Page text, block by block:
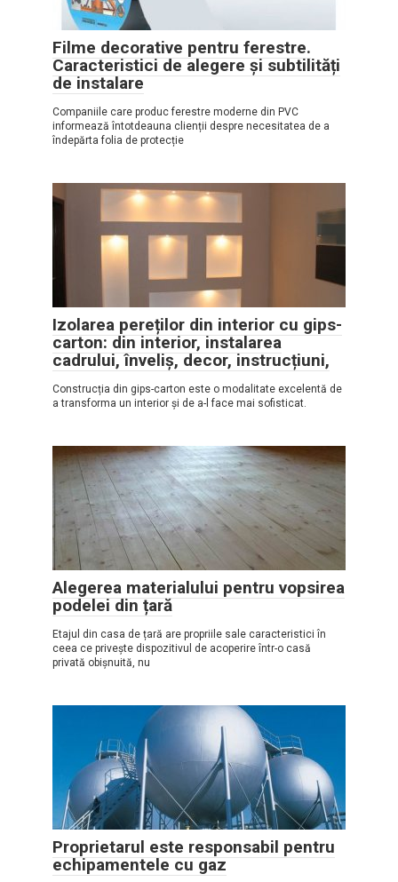
Filme decorative pentru ferestre.
Caracteristici de alegere și subtilități
de instalare
Companiile care produc ferestre moderne din PVC
informează întotdeauna clienții despre necesitatea de a
îndepărta folia de protecție
Izolarea pereților din interior cu gips-
carton: din interior, instalarea
cadrului, înveliș, decor, instrucțiuni,
Construcția din gips-carton este o modalitate excelentă de
a transforma un interior și de a-l face mai sofisticat.
Alegerea materialului pentru vopsirea
podelei din țară
Etajul din casa de țară are propriile sale caracteristici în
ceea ce privește dispozitivul de acoperire într-o casă
privată obișnuită, nu
Proprietarul este responsabil pentru
echipamentele cu gaz